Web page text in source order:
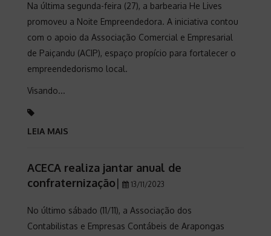
Na última segunda-feira (27), a barbearia He Lives
promoveu a Noite Empreendedora. A iniciativa contou
com o apoio da Associação Comercial e Empresarial
de Paiçandu (ACIP), espaço propício para fortalecer o
empreendedorismo local.
Visando...
LEIA MAIS
ACECA realiza jantar anual de
confraternização| 13/11/2023
No último sábado (11/11), a Associação dos
Contabilistas e Empresas Contábeis de Arapongas